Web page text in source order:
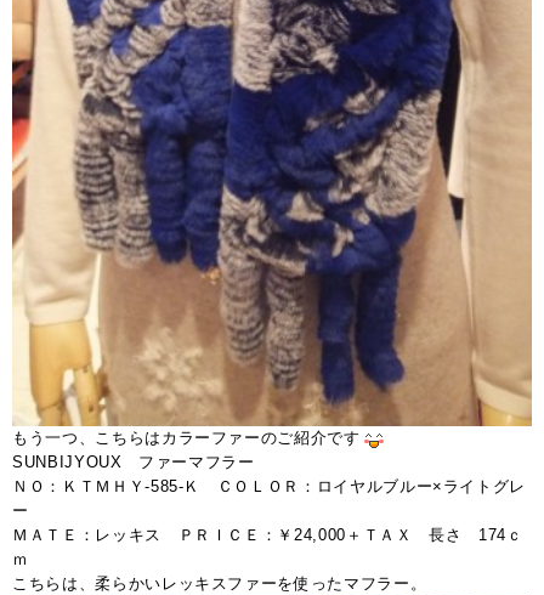
もう一つ、こちらはカラーファーのご紹介です
SUNBIJYOUX ファーマフラー
ＮＯ：ＫＴＭＨＹ-585-Ｋ ＣＯＬＯＲ：ロイヤルブルー×ライトグレ
ー
ＭＡＴＥ：レッキス ＰＲＩＣＥ：￥24,000＋ＴＡＸ 長さ 174ｃ
ｍ
こちらは、柔らかいレッキスファーを使ったマフラー。